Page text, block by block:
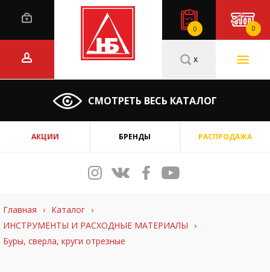
0 0
СМОТРЕТЬ ВЕСЬ КАТАЛОГ
x
АКЦИИ БРЕНДЫ РАСПРОДАЖА
Главная › Каталог ›
ИНСТРУМЕНТЫ И РАСХОДНЫЕ МАТЕРИАЛЫ
›
Буры, сверла, круги отрезные